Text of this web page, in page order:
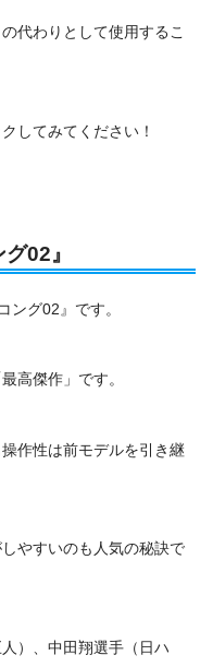
代わりとして使用するこ
してみてください！
02』
ング02』です。
高傑作」です。
作性は前モデルを引き継
やすいのも人気の秘訣で
）、中田翔選手（日ハ